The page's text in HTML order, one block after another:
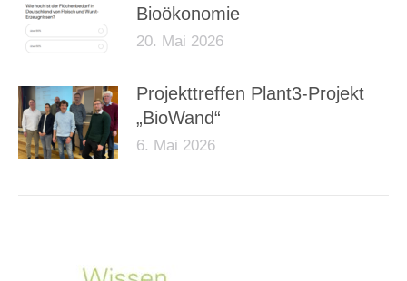
Bioökonomie
20. Mai 2026
Projekttreffen Plant3-Projekt
„BioWand“
6. Mai 2026